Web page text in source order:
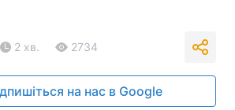
2 хв. 2734
на нас в Google